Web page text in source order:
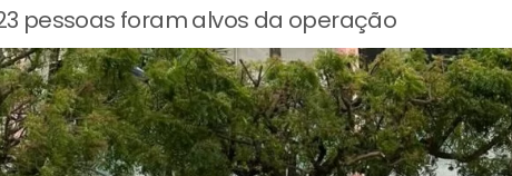
pessoas foram alvos da operação